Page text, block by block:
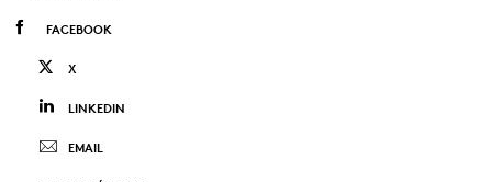
FACEBOOK
X
LINKEDIN
EMAIL